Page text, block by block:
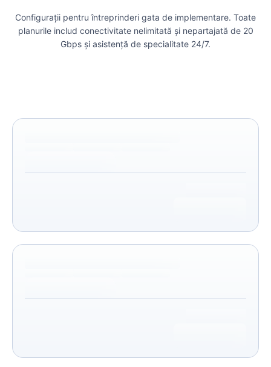
Configurații pentru întreprinderi gata de implementare. Toate
planurile includ conectivitate nelimitată și nepartajată de 20
Gbps și asistență de specialitate 24/7.